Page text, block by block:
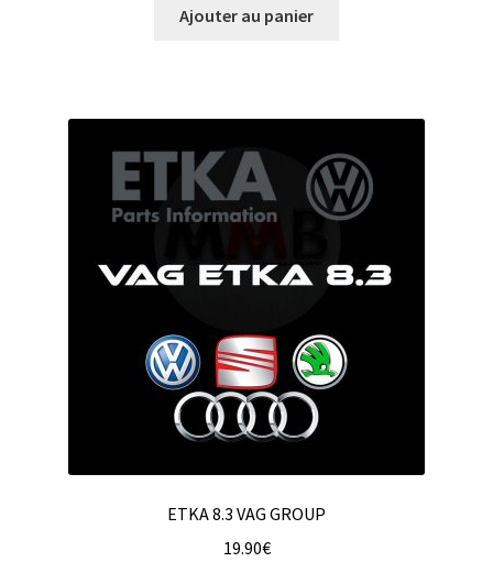
Ajouter au panier
ETKA 8.3 VAG GROUP
19.90€